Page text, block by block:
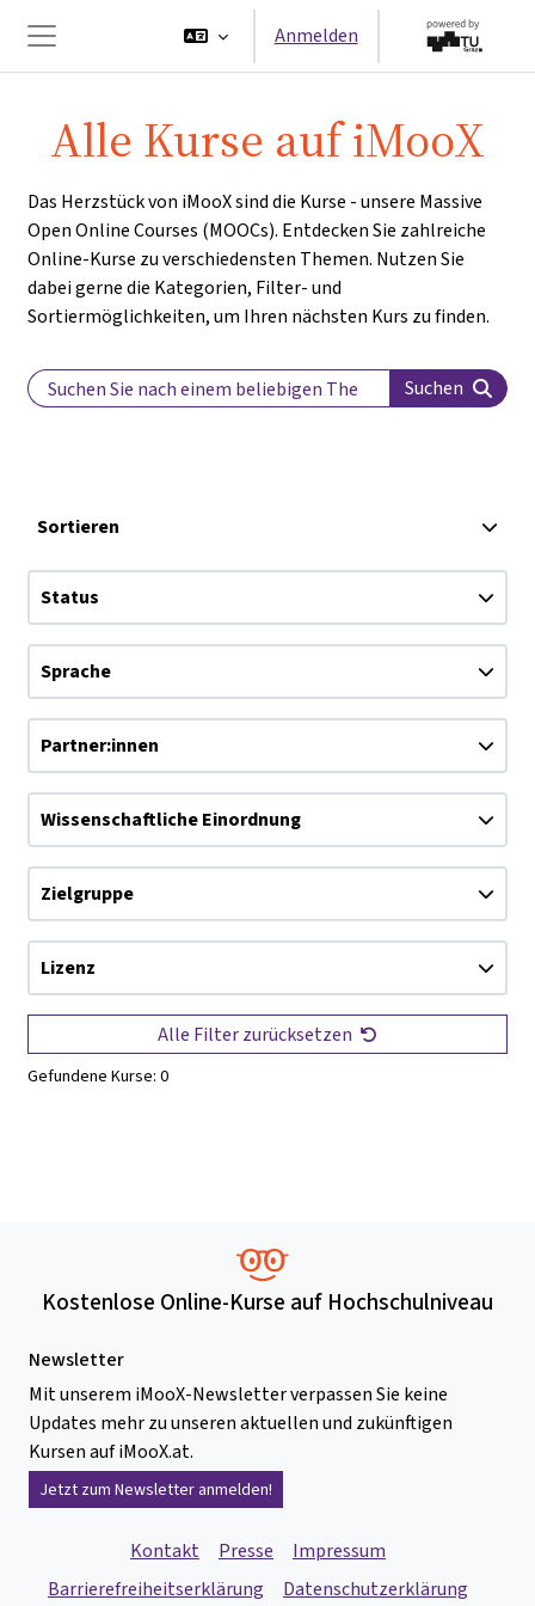
Website-Übersicht
Anmelden
Alle Kurse auf iMooX
Das Herzstück von iMooX sind die Kurse - unsere Massive
Open Online Courses (MOOCs). Entdecken Sie zahlreiche
Online-Kurse zu verschiedensten Themen. Nutzen Sie
dabei gerne die Kategorien, Filter- und
Sortiermöglichkeiten, um Ihren nächsten Kurs zu finden.
Search Label Suchen
Sortieren
Status
Sprache
Partner:innen
Wissenschaftliche Einordnung
Zielgruppe
Lizenz
Alle Filter zurücksetzen
Gefundene Kurse: 0
Kostenlose Online-Kurse auf Hochschulniveau
Newsletter
Mit unserem iMooX-Newsletter verpassen Sie keine
Updates mehr zu unseren aktuellen und zukünftigen
Kursen auf iMooX.at.
Jetzt zum Newsletter anmelden!
Kontakt Presse
Impressum
Barrierefreiheitserklärung
Datenschutzerklärung